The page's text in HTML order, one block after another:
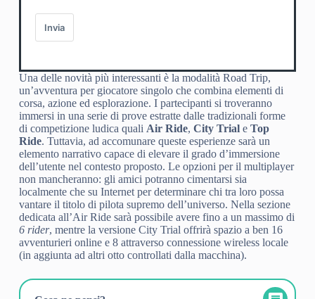
Invia
Una delle novità più interessanti è la modalità Road Trip,
un’avventura per giocatore singolo che combina elementi di
corsa, azione ed esplorazione. I partecipanti si troveranno
immersi in una serie di prove estratte dalle tradizionali forme
di competizione ludica quali Air Ride, City Triale Top
Ride. Tuttavia, ad accomunare queste esperienze sarà un
elemento narrativo capace di elevare il grado d’immersione
dell’utente nel contesto proposto. Le opzioni per il multiplayer
non mancheranno: gli amici potranno cimentarsi sia
localmente che su Internet per determinare chi tra loro possa
vantare il titolo di pilota supremo dell’universo. Nella sezione
dedicata all’Air Ride sarà possibile avere fino a un massimo di
6 rider, mentre la versione City Trial offrirà spazio a ben 16
avventurieri online e 8 attraverso connessione wireless locale
(in aggiunta ad altri otto controllati dalla macchina).